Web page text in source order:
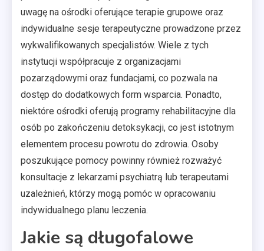
uwagę na ośrodki oferujące terapie grupowe oraz
indywidualne sesje terapeutyczne prowadzone przez
wykwalifikowanych specjalistów. Wiele z tych
instytucji współpracuje z organizacjami
pozarządowymi oraz fundacjami, co pozwala na
dostęp do dodatkowych form wsparcia. Ponadto,
niektóre ośrodki oferują programy rehabilitacyjne dla
osób po zakończeniu detoksykacji, co jest istotnym
elementem procesu powrotu do zdrowia. Osoby
poszukujące pomocy powinny również rozważyć
konsultacje z lekarzami psychiatrą lub terapeutami
uzależnień, którzy mogą pomóc w opracowaniu
indywidualnego planu leczenia.
Jakie są długofalowe